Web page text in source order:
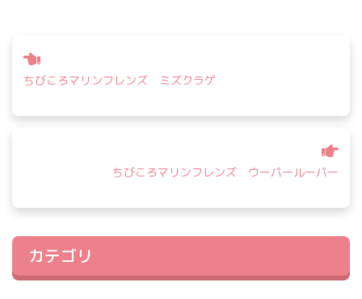
稿
ナ
ビ
ン
ちびころマリンフレンズ ミズクラゲ
ちびころマリンフレンズ ウーパールーパー
カテゴリ